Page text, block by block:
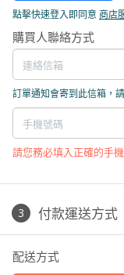
點擊快速登入即同意商店
購買人聯絡方式
訂單通知會寄到此信箱，
請您務必填入正確的手
付款運送方式
配送方式